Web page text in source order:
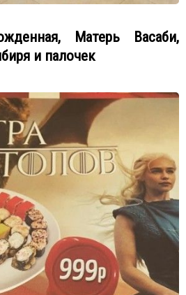
Матерь Васаби,
и палочек